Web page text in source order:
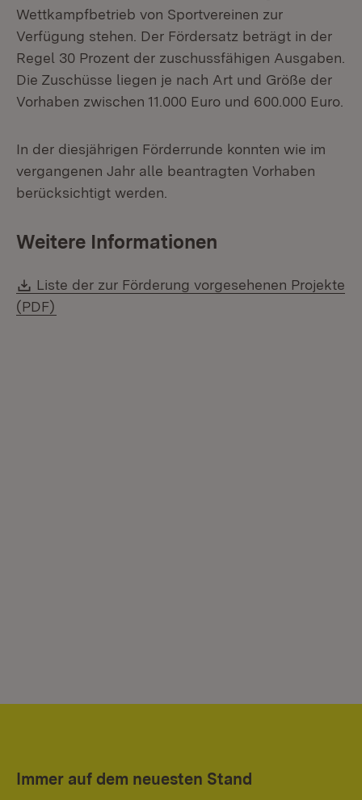
Wettkampfbetrieb von Sportvereinen zur
Verfügung stehen. Der Fördersatz beträgt in der
Regel 30 Prozent der zuschussfähigen Ausgaben.
Die Zuschüsse liegen je nach Art und Größe der
Vorhaben zwischen 11.000 Euro und 600.000 Euro.
In der diesjährigen Förderrunde konnten wie im
vergangenen Jahr alle beantragten Vorhaben
berücksichtigt werden.
Weitere Informationen
Download:
Liste der zur Förderung vorgesehenen Projekte
(PDF)
Immer auf dem neuesten Stand